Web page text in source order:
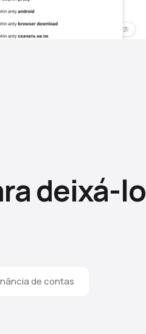
deixá-lo
de contas